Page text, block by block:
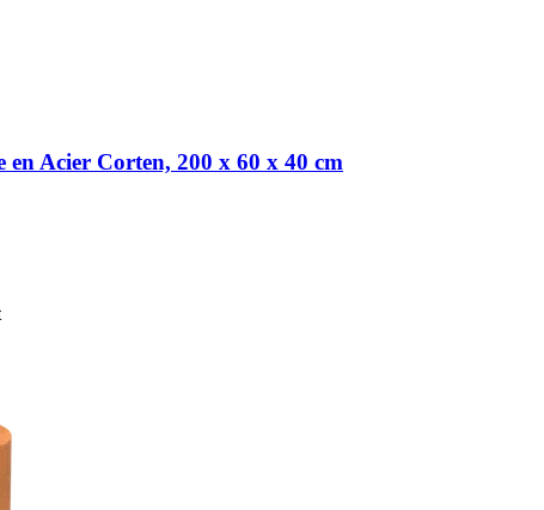
Acier Corten, 200 x 60 x 40 cm